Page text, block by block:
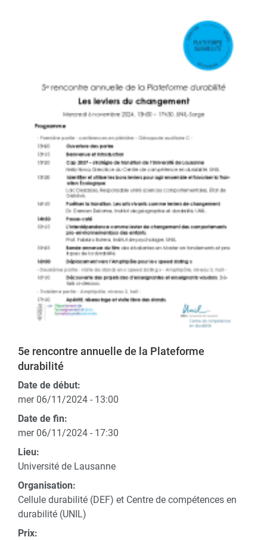
5e rencontre annuelle de la Plateforme
durabilité
Date de début:
mer 06/11/2024 - 13:00
Date de fin:
mer 06/11/2024 - 17:30
Lieu:
Université de Lausanne
Organisation:
Cellule durabilité (DEF) et Centre de compétences en
durabilité (UNIL)
Prix: